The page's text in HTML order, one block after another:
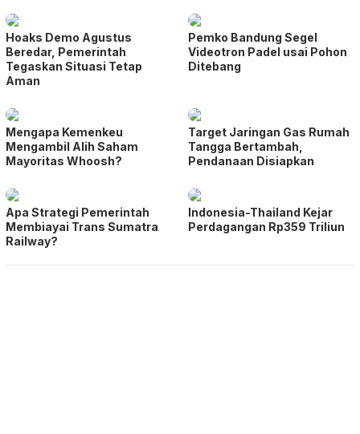
Hoaks Demo Agustus
Beredar, Pemerintah
Tegaskan Situasi Tetap
Aman
Pemko Bandung Segel
Videotron Padel usai Pohon
Ditebang
Mengapa Kemenkeu
Mengambil Alih Saham
Mayoritas Whoosh?
Target Jaringan Gas Rumah
Tangga Bertambah,
Pendanaan Disiapkan
Apa Strategi Pemerintah
Membiayai Trans Sumatra
Railway?
Indonesia-Thailand Kejar
Perdagangan Rp359 Triliun